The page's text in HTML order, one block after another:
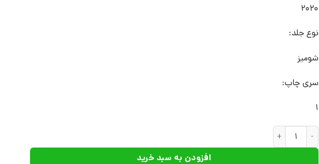
2020
نوع جلد:
شومیز
سری چاپ:
1
کتاب the ocean | انتشارات آی آی کتاب عدد
افزودن به سبد خرید